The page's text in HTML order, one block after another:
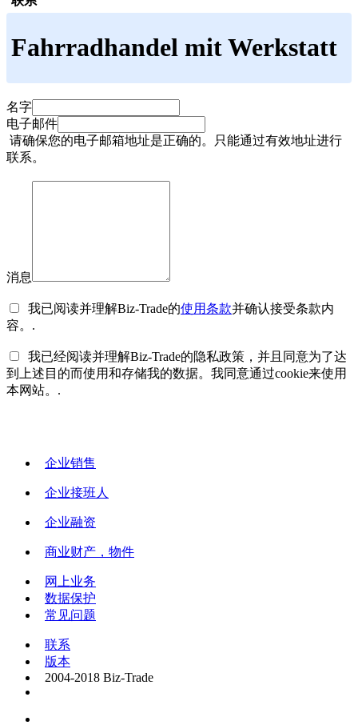
Fahrradhandel mit Werkstatt
名字
电子邮件
请确保您的电子邮箱地址是正确的。只能通过有效地址进行
联系。
消息
我已阅读并理解Biz-Trade的使用条款并确认接受条款内
容。.
我已经阅读并理解Biz-Trade的隐私政策，并且同意为了达
到上述目的而使用和存储我的数据。我同意通过cookie来使用
本网站。.
企业销售
企业接班人
企业融资
商业财产，物件
网上业务
数据保护
常见问题
联系
版本
2004-2018 Biz-Trade